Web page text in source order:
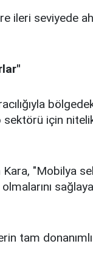
ileri seviyede
sektörü için
Kara, "Mobilya
olmalarını
tam